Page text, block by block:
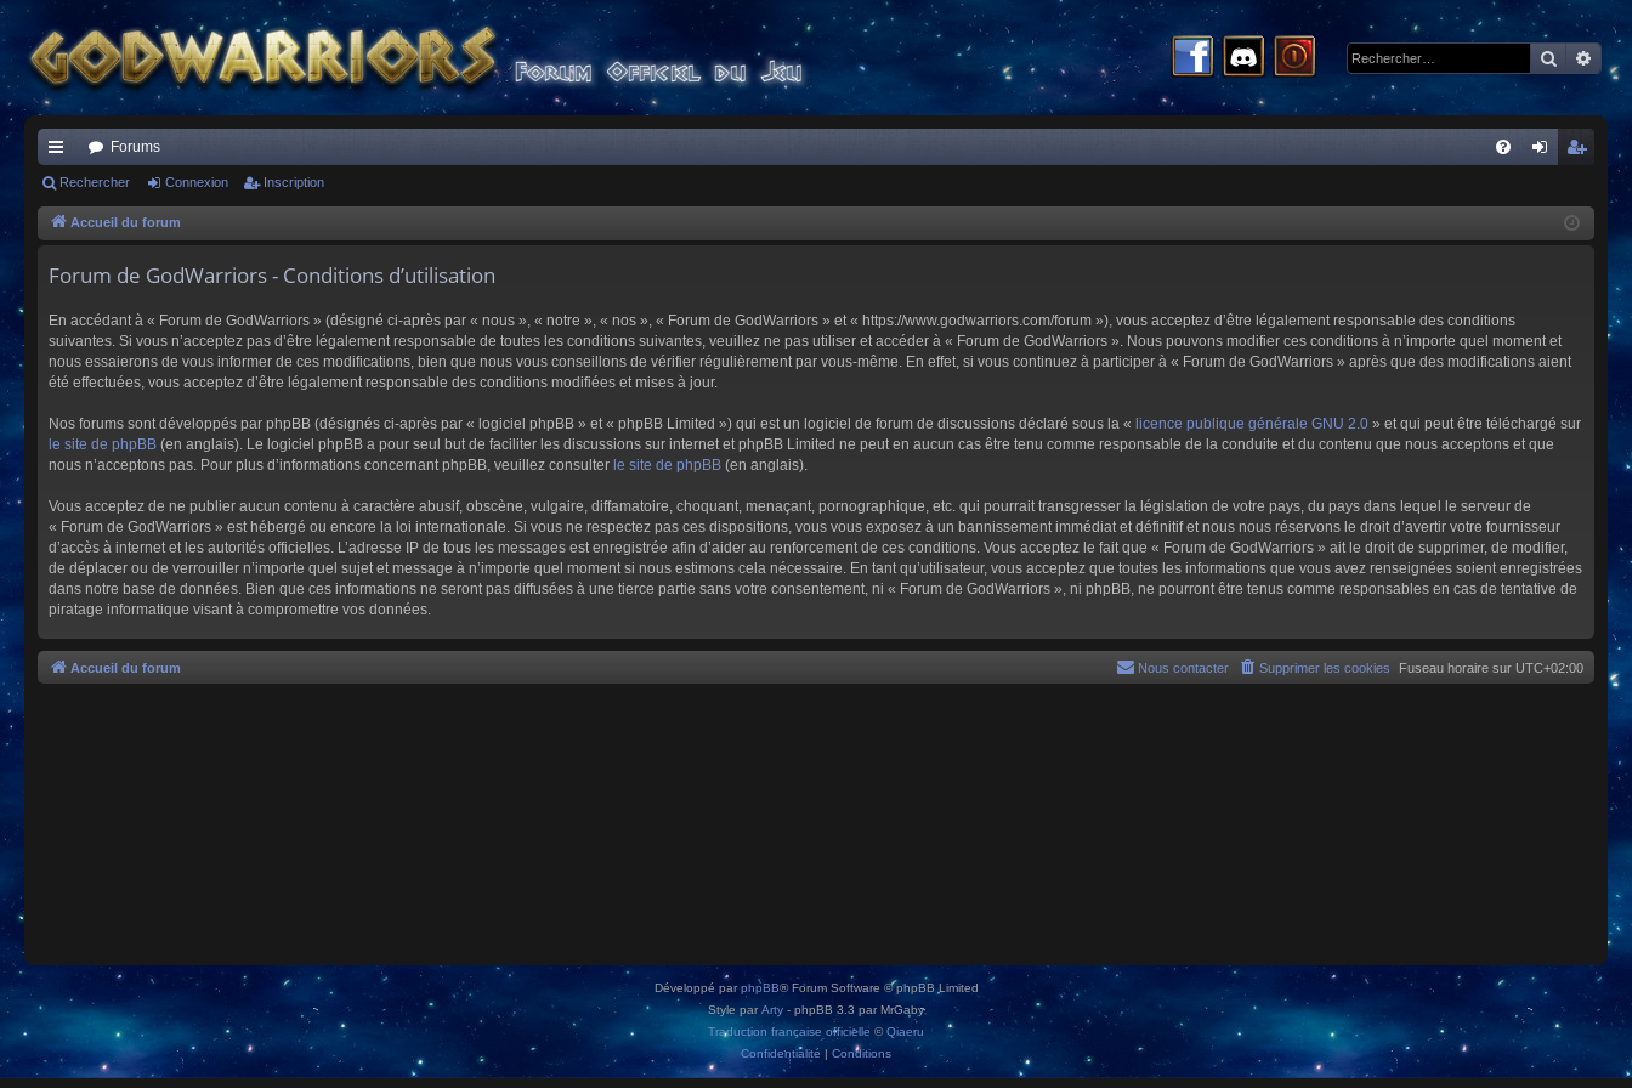
ac
co
s
Forums
cri
Rechercher Connexion Inscription
Accueil du forum
Forum de GodWarriors - Conditions d’utilisation
En accédant à « Forum de GodWarriors » (désigné ci-après par « nous », « notre », « nos », « Forum de GodWarriors » et « https://www.godwarriors.com/forum »), vous acceptez d’être légalement responsable des conditions
suivantes. Si vous n’acceptez pas d’être légalement responsable de toutes les conditions suivantes, veuillez ne pas utiliser et accéder à « Forum de GodWarriors ». Nous pouvons modifier ces conditions à n’importe quel moment et
nous essaierons de vous informer de ces modifications, bien que nous vous conseillons de vérifier régulièrement par vous-même. En effet, si vous continuez à participer à « Forum de GodWarriors » après que des modifications aient
été effectuées, vous acceptez d’être légalement responsable des conditions modifiées et mises à jour.
Nos forums sont développés par phpBB (désignés ci-après par « logiciel phpBB » et « phpBB Limited ») qui est un logiciel de forum de discussions déclaré sous la « licence publique générale GNU 2.0 » et qui peut être téléchargé sur
le site de phpBB (en anglais). Le logiciel phpBB a pour seul but de faciliter les discussions sur internet et phpBB Limited ne peut en aucun cas être tenu comme responsable de la conduite et du contenu que nous acceptons et que
nous n’acceptons pas. Pour plus d’informations concernant phpBB, veuillez consulter le site de phpBB (en anglais).
Vous acceptez de ne publier aucun contenu à caractère abusif, obscène, vulgaire, diffamatoire, choquant, menaçant, pornographique, etc. qui pourrait transgresser la législation de votre pays, du pays dans lequel le serveur de
« Forum de GodWarriors » est hébergé ou encore la loi internationale. Si vous ne respectez pas ces dispositions, vous vous exposez à un bannissement immédiat et définitif et nous nous réservons le droit d’avertir votre fournisseur
d’accès à internet et les autorités officielles. L’adresse IP de tous les messages est enregistrée afin d’aider au renforcement de ces conditions. Vous acceptez le fait que « Forum de GodWarriors » ait le droit de supprimer, de modifier,
de déplacer ou de verrouiller n’importe quel sujet et message à n’importe quel moment si nous estimons cela nécessaire. En tant qu’utilisateur, vous acceptez que toutes les informations que vous avez renseignées soient enregistrées
dans notre base de données. Bien que ces informations ne seront pas diffusées à une tierce partie sans votre consentement, ni « Forum de GodWarriors », ni phpBB, ne pourront être tenus comme responsables en cas de tentative de
piratage informatique visant à compromettre vos données.
Accueil du forum Fuseau horaire sur UTC+02:00
Supprimer les cookies
Nous contacter
Développé parphpBB® Forum Software © phpBB Limited
Style par Arty - phpBB 3.3 par MrGaby
Traduction française officielle ©Qiaeru
Confidentialité | Conditions